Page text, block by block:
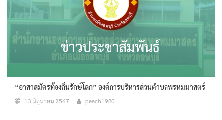
“อาสาสมัครท้องถิ่นรักษ์โลก” องค์การบริหารส่วนตำบลพรหมมาสตร์
13 มิถุนายน 2567 peach1980